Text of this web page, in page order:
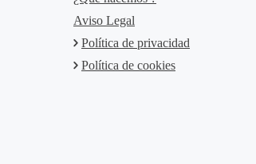
Aviso Legal
Política de privacidad
Política de cookies